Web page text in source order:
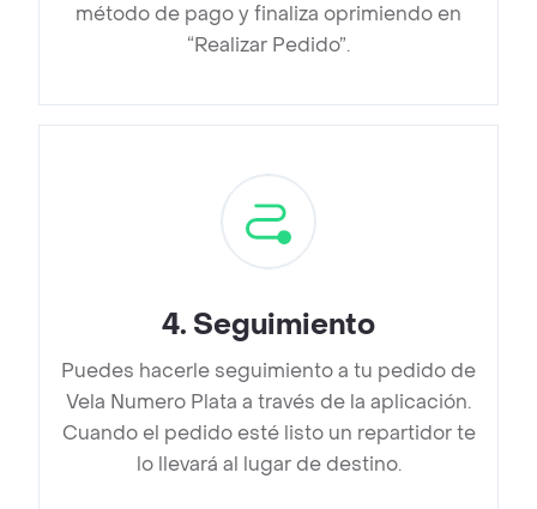
método de pago y finaliza oprimiendo en
“Realizar Pedido”.
4. Seguimiento
Puedes hacerle seguimiento a tu pedido de
Vela Numero Plata a través de la aplicación.
Cuando el pedido esté listo un repartidor te
lo llevará al lugar de destino.